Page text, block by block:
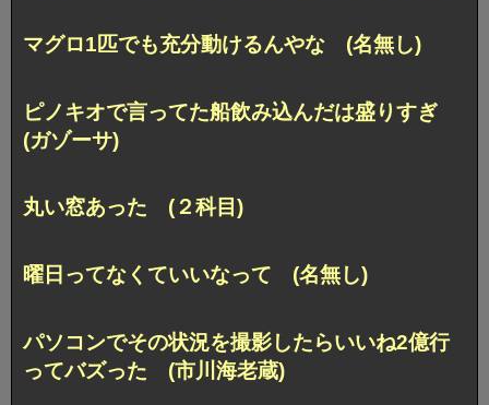
マグロ1匹でも充分動けるんやな (名無し)
ピノキオで言ってた船飲み込んだは盛りすぎ
(ガゾーサ)
丸い窓あった (２科目)
曜日ってなくていいなって (名無し)
パソコンでその状況を撮影したらいいね2億行
ってバズった (市川海老蔵)